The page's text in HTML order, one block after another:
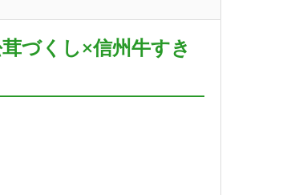
づくし×信州牛すき